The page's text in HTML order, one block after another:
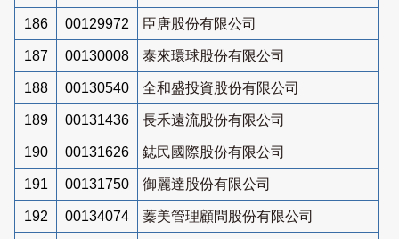
186 00129972 臣唐股份有限公司
187 00130008 泰來環球股份有限公司
188 00130540 全和盛投資股份有限公司
189 00131436 長禾遠流股份有限公司
190 00131626 鋕民國際股份有限公司
191 00131750 御麗達股份有限公司
192 00134074 蓁美管理顧問股份有限公司